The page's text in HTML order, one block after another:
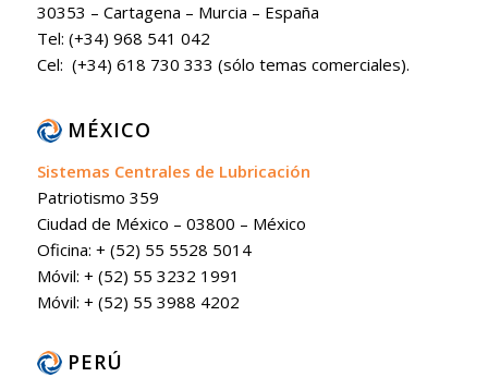
30353 – Cartagena – Murcia – España
Tel: (+34) 968 541 042
Cel: (+34) 618 730 333 (sólo temas comerciales).
MÉXICO
Sistemas Centrales de Lubricación
Patriotismo 359
Ciudad de México – 03800 – México
Oficina: + (52) 55 5528 5014
Móvil: + (52) 55 3232 1991
Móvil: + (52) 55 3988 4202
PERÚ